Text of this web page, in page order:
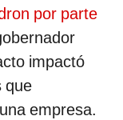
por parte
impactó
que
empresa.